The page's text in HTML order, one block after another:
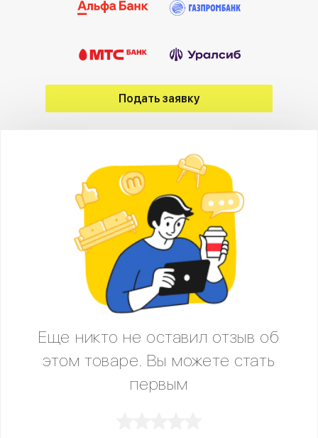
Подать заявку
Еще никто не оставил отзыв об
этом товаре. Вы можете стать
первым